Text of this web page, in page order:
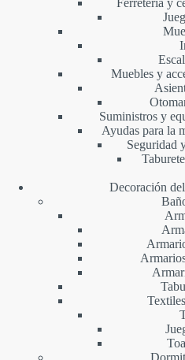
Ferretería y
Muebles y
Suministros y
Ayudas para la
Seguridad
Decoración